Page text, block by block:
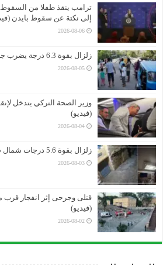
ترامب ينقذ طفلا من
إلى نكتة عن سقوط بايدن
2026-08-06
زلزال بقوة 6.3 درجة يضرب جنوب الفلبين (فيديو)
2026-08-05
وزير الصحة التركي يتدخل
(فيديو)
2026-08-04
زلزال بقوة 5.6 درجات شمال شرق شرم الشيخ بمصر
2026-08-03
قتلى وجرحى إثر انفجار
(فيديو)
2026-08-02